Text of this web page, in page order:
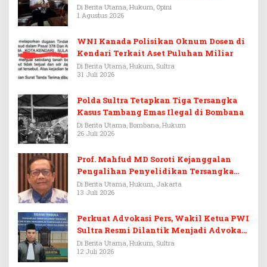
Warisan Menjadi Arena Pemerasan
Di Berita Utama, Hukum, Opini
1 Agustus 2026
WNI Kanada Polisikan Oknum Dosen di
Kendari Terkait Aset Puluhan Miliar
Di Berita Utama, Hukum, Sultra
31 Juli 2026
Polda Sultra Tetapkan Tiga Tersangka
Kasus Tambang Emas Ilegal di Bombana
Di Berita Utama, Bombana, Hukum
26 Juli 2026
Prof. Mahfud MD Soroti Kejanggalan
Pengalihan Penyelidikan Tersangka
Febrie Adriansyah
Di Berita Utama, Hukum, Jakarta
13 Juli 2026
Perkuat Advokasi Pers, Wakil Ketua PWI
Sultra Resmi Dilantik Menjadi Advokat
PERADI
Di Berita Utama, Hukum, Sultra
12 Juli 2026